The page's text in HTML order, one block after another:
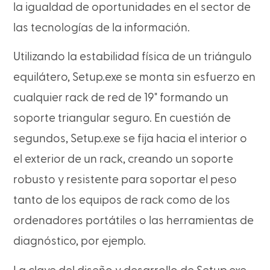
la igualdad de oportunidades en el sector de
las tecnologías de la información.
Utilizando la estabilidad física de un triángulo
equilátero, Setup.exe se monta sin esfuerzo en
cualquier rack de red de 19" formando un
soporte triangular seguro. En cuestión de
segundos, Setup.exe se fija hacia el interior o
el exterior de un rack, creando un soporte
robusto y resistente para soportar el peso
tanto de los equipos de rack como de los
ordenadores portátiles o las herramientas de
diagnóstico, por ejemplo.